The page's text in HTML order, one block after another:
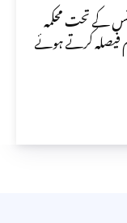
کے تحت محکمہ
فیصلہ کرتے ہوئے